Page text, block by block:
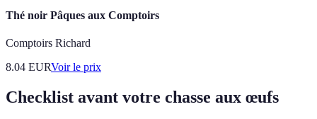
Thé noir Pâques aux Comptoirs
Comptoirs Richard
8.04 EURVoir le prix
Checklist avant votre chasse aux œufs